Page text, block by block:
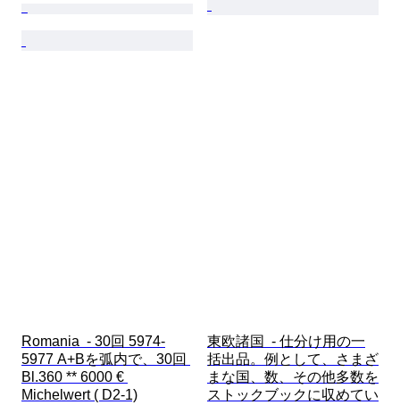
Romania  - 30回 5974-
5977 A+Bを弧内で、30回
Bl.360 ** 6000 €
Michelwert ( D2-1)
東欧諸国  - 仕分け用の一
括出品。例として、さまざ
まな国、数、その他多数を
ストックブックに収めてい